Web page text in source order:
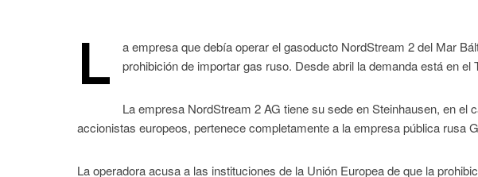
L
a empresa que debía operar el gasoducto NordStream 2 del Mar
prohibición de importar gas ruso. Desde abril la demanda está en el
La empresa NordStream 2 AG tiene su sede en Steinhausen, en el
accionistas europeos, pertenece completamente a la empresa pública rusa
La operadora acusa a las instituciones de la Unión Europea de que la